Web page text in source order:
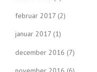
februar 2017 (2)
januar 2017 (1)
december 2016 (7)